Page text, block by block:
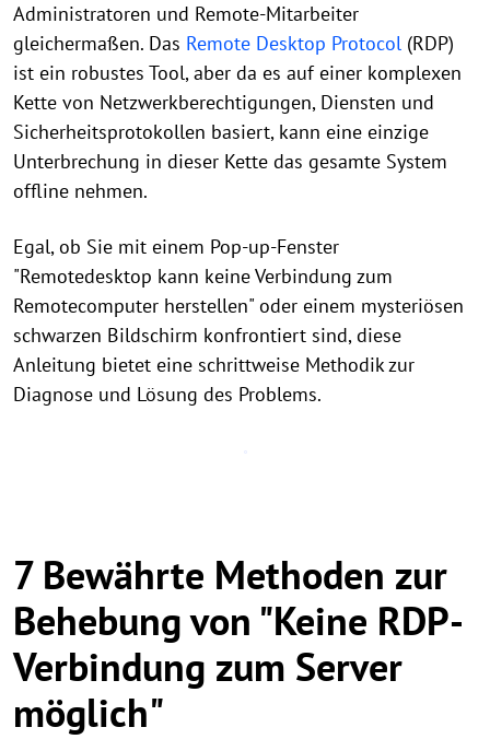
Administratoren und Remote-Mitarbeiter
gleichermaßen. Das Remote Desktop Protocol (RDP)
ist ein robustes Tool, aber da es auf einer komplexen
Kette von Netzwerkberechtigungen, Diensten und
Sicherheitsprotokollen basiert, kann eine einzige
Unterbrechung in dieser Kette das gesamte System
offline nehmen.
Egal, ob Sie mit einem Pop-up-Fenster
"Remotedesktop kann keine Verbindung zum
Remotecomputer herstellen" oder einem mysteriösen
schwarzen Bildschirm konfrontiert sind, diese
Anleitung bietet eine schrittweise Methodik zur
Diagnose und Lösung des Problems.
7 Bewährte Methoden zur
Behebung von "Keine RDP-
Verbindung zum Server
möglich"